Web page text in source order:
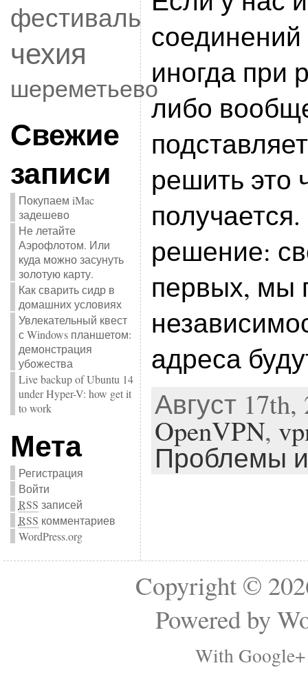
фестиваль
чехия
шереметьево
Свежие
записи
Покупаем iMac
задешево
Не летайте
Аэрофлотом. Или
куда можно засунуть
золотую карту.
Как сварить сидр в
домашних условиях
Увлекательный квест
с Windows планшетом:
демонстрация
убожества
Live backup of Ubuntu 14
under Hyper-V: how get it
to work
Мета
Регистрация
Войти
RSS записей
RSS комментариев
WordPress.org
соединений
иногда при
либо
решить это
решение:
первых, мы
адреса
Август 17th,
OpenVPN,
Проблемы
Copyright ©
Powered by
With